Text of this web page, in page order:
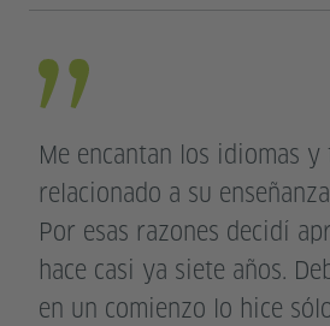
Me encantan los idiomas y
relacionado a su
Por esas razones decidí
hace casi ya siete años.
en un comienzo lo hice